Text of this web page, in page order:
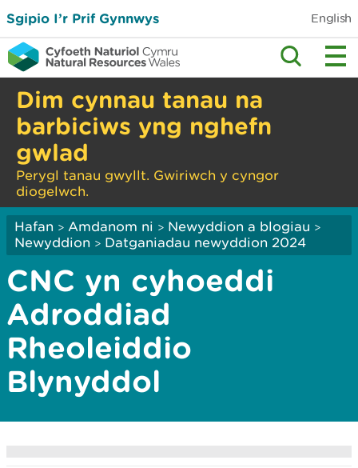
Sgipio I’r Prif Gynnwys English
Dim cynnau tanau na
barbiciws yng nghefn
gwlad
Perygl tanau gwyllt. Gwiriwch y cyngor
diogelwch.
Hafan > Amdanom ni > Newyddion a blogiau >
Newyddion > Datganiadau newyddion 2024
CNC yn cyhoeddi
Adroddiad
Rheoleiddio
Blynyddol